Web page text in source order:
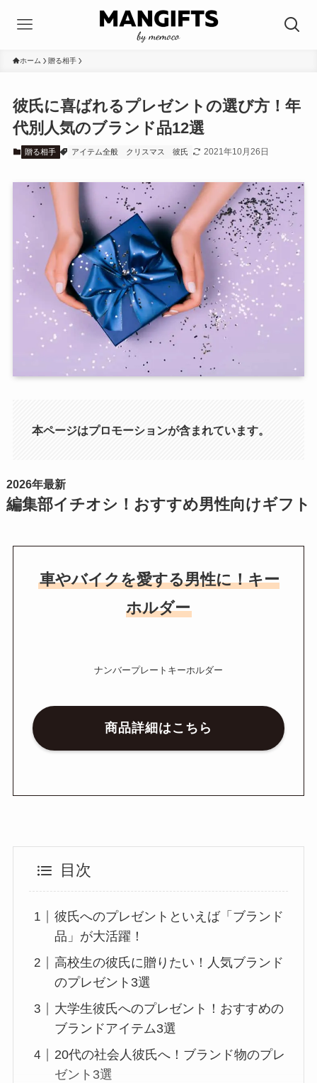
ホーム 贈る相手
彼氏に喜ばれるプレゼントの選び方！年
代別人気のブランド品12選
贈る相手 アイテム全般 クリスマス 彼氏 2021年10月26日
本ページはプロモーションが含まれています。
2026年最新
編集部イチオシ！おすすめ男性向けギフト
車やバイクを愛する男性に！キー
ホルダー
ナンバープレートキーホルダー
商品詳細はこちら
目次
彼氏へのプレゼントといえば「ブランド
品」が大活躍！
高校生の彼氏に贈りたい！人気ブランド
のプレゼント3選
大学生彼氏へのプレゼント！おすすめの
ブランドアイテム3選
20代の社会人彼氏へ！ブランド物のプレ
ゼント3選